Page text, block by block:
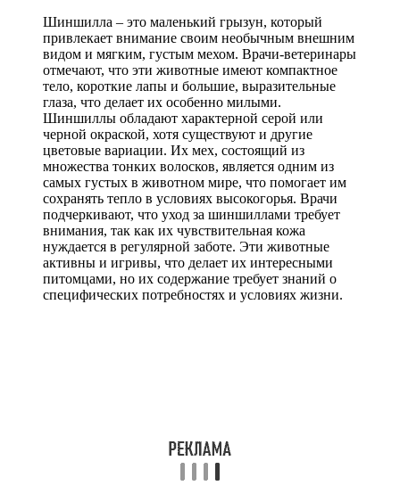
Шиншилла – это маленький грызун, который
привлекает внимание своим необычным внешним
видом и мягким, густым мехом. Врачи-ветеринары
отмечают, что эти животные имеют компактное
тело, короткие лапы и большие, выразительные
глаза, что делает их особенно милыми.
Шиншиллы обладают характерной серой или
черной окраской, хотя существуют и другие
цветовые вариации. Их мех, состоящий из
множества тонких волосков, является одним из
самых густых в животном мире, что помогает им
сохранять тепло в условиях высокогорья. Врачи
подчеркивают, что уход за шиншиллами требует
внимания, так как их чувствительная кожа
нуждается в регулярной заботе. Эти животные
активны и игривы, что делает их интересными
питомцами, но их содержание требует знаний о
специфических потребностях и условиях жизни.